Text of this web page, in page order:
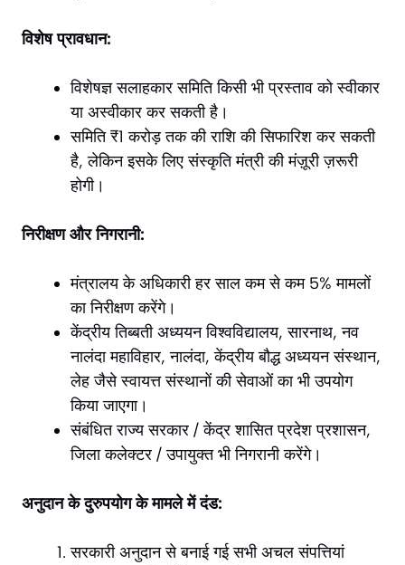
विशेष प्रावधान:
विशेषज्ञ सलाहकार समिति किसी भी प्रस्ताव को स्वीकार
या अस्वीकार कर सकती है।
समिति ₹1 करोड़ तक की राशि की सिफारिश कर सकती
है, लेकिन इसके लिए संस्कृति मंत्री की मंज़ूरी ज़रूरी
होगी।
निरीक्षण और निगरानी:
मंत्रालय के अधिकारी हर साल कम से कम 5% मामलों
का निरीक्षण करेंगे।
केंद्रीय तिब्बती अध्ययन विश्वविद्यालय, सारनाथ, नव
नालंदा महाविहार, नालंदा, केंद्रीय बौद्ध अध्ययन संस्थान,
लेह जैसे स्वायत्त संस्थानों की सेवाओं का भी उपयोग
किया जाएगा।
संबंधित राज्य सरकार / केंद्र शासित प्रदेश प्रशासन,
जिला कलेक्टर / उपायुक्त भी निगरानी करेंगे।
अनुदान के दुरुपयोग के मामले में दंड:
सरकारी अनुदान से बनाई गई सभी अचल संपत्तियां